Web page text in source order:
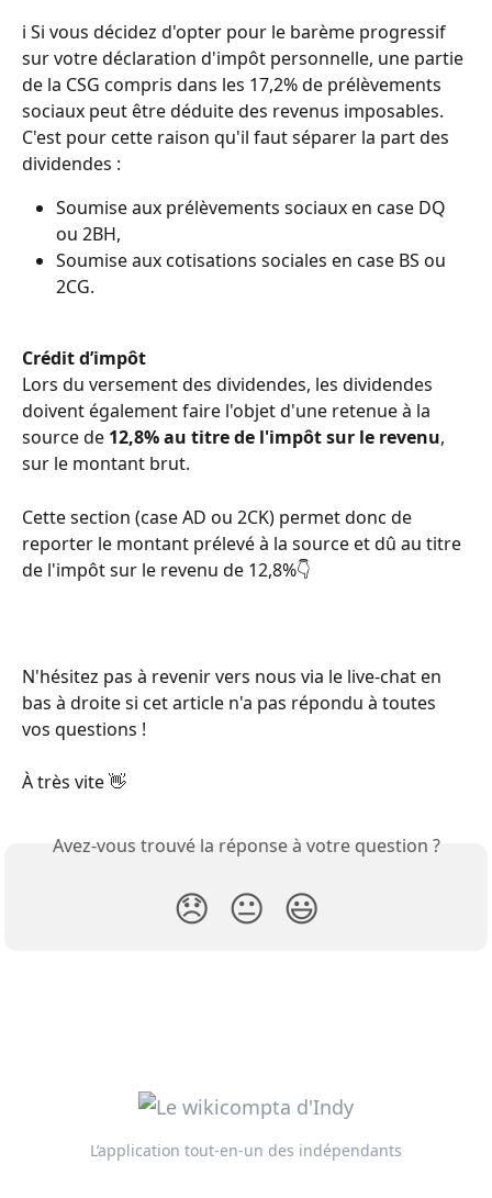
ℹ️ Si vous décidez d'opter pour le barème progressif
sur votre déclaration d'impôt personnelle, une partie
de la CSG compris dans les 17,2% de prélèvements
sociaux peut être déduite des revenus imposables.
C'est pour cette raison qu'il faut séparer la part des
dividendes :
Soumise aux prélèvements sociaux en case DQ
ou 2BH,
Soumise aux cotisations sociales en case BS ou
2CG.
Crédit d’impôt
Lors du versement des dividendes, les dividendes
doivent également faire l'objet d'une retenue à la
source de 12,8% au titre de l'impôt sur le revenu,
sur le montant brut.
Cette section (case AD ou 2CK) permet donc de
reporter le montant prélevé à la source et dû au titre
de l'impôt sur le revenu de 12,8%👇
N'hésitez pas à revenir vers nous via le live-chat en
bas à droite si cet article n'a pas répondu à toutes
vos questions !
À très vite 👋
Avez-vous trouvé la réponse à votre question ?
😞 😐 😃
L’application tout-en-un des indépendants